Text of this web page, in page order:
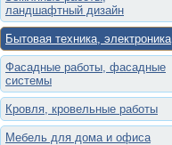
ландшафтный дизайн
Бытовая техника, электроника
Фасадные работы, фасадные
системы
Кровля, кровельные работы
Мебель для дома и офиса